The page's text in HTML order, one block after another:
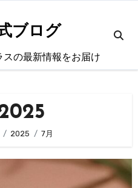
ブログ
の最新情報をお届け
2025 7月